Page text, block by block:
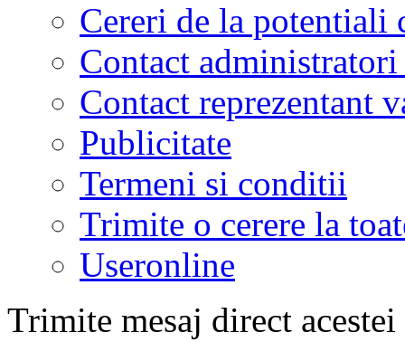
Cereri de la potentiali
Contact
Contact reprezentant
Publicitate
Termeni si conditii
Trimite o cerere la
Useronline
Trimite mesaj direct